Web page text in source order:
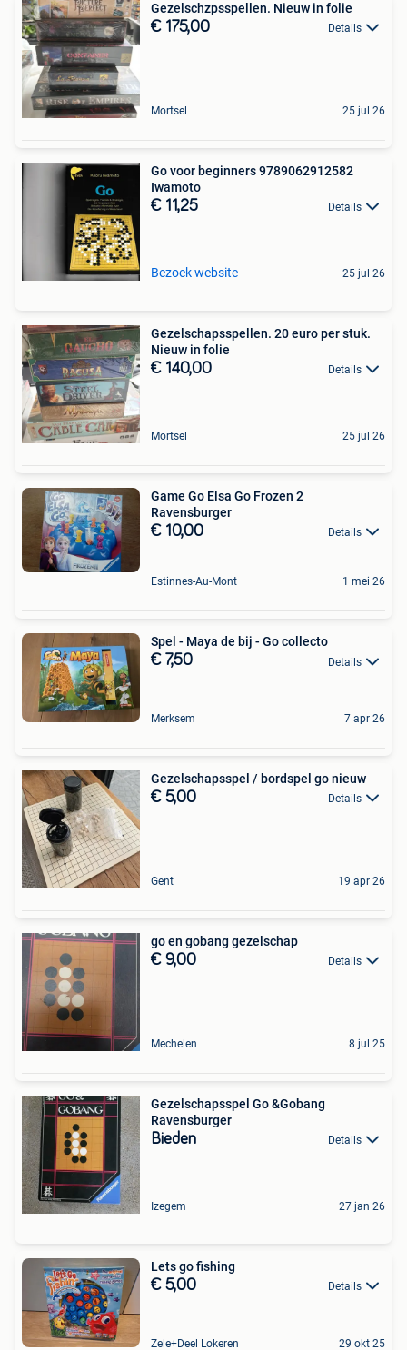
Gezelschzpsspellen. Nieuw in folie
€ 175,00 Details
Mortsel 25 jul 26
Go voor beginners 9789062912582
Iwamoto
€ 11,25 Details
Bezoek website 25 jul 26
Gezelschapsspellen. 20 euro per stuk.
Nieuw in folie
€ 140,00 Details
Mortsel 25 jul 26
Game Go Elsa Go Frozen 2
Ravensburger
€ 10,00 Details
Estinnes-Au-Mont 1 mei 26
Spel - Maya de bij - Go collecto
€ 7,50 Details
Merksem 7 apr 26
Gezelschapsspel / bordspel go nieuw
€ 5,00 Details
Gent 19 apr 26
go en gobang gezelschap
€ 9,00 Details
Mechelen 8 jul 25
Gezelschapsspel Go &Gobang
Ravensburger
Bieden Details
Izegem 27 jan 26
Lets go fishing
€ 5,00 Details
Zele+Deel Lokeren 29 okt 25